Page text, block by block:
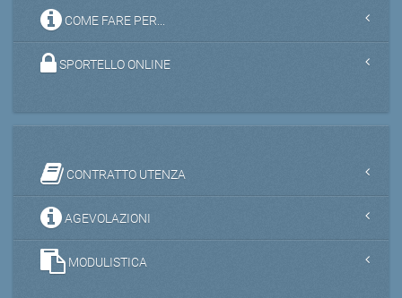
COME FARE PER...
SPORTELLO ONLINE
CONTRATTO UTENZA
AGEVOLAZIONI
MODULISTICA